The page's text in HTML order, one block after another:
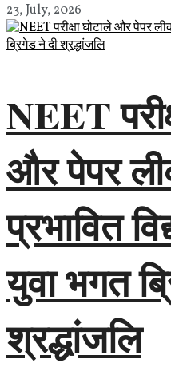
23, July, 2026
NEET
और पेपर
प्रभावित
युवा भगत
श्रद्धांजलि